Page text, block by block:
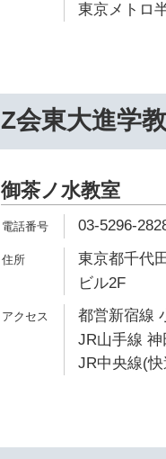
東京メトロ
Z会東大進学
御茶ノ水教室
03-5296-
東京都千代
ビル2F
都営新宿線
JR山手線
JR中央線(